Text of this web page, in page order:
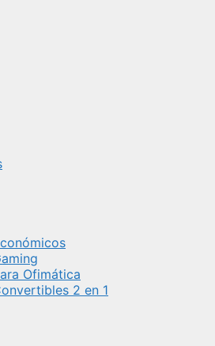
Ofimática
2 en 1